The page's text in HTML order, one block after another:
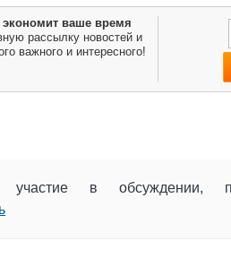
экономит ваше время
рассылку новостей и
важного и интересного!
участие в обсуждении,